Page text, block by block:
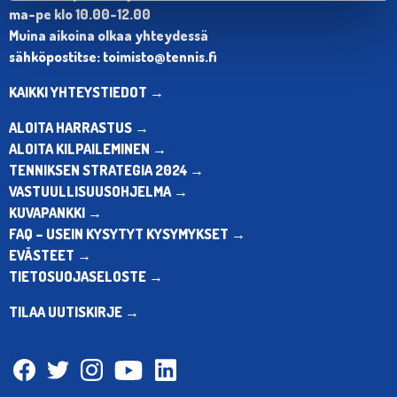
ma-pe klo 10.00-12.00
Muina aikoina olkaa yhteydessä
sähköpostitse: toimisto@tennis.fi
KAIKKI YHTEYSTIEDOT →
ALOITA HARRASTUS →
ALOITA KILPAILEMINEN →
TENNIKSEN STRATEGIA 2024 →
VASTUULLISUUSOHJELMA →
KUVAPANKKI →
FAQ – USEIN KYSYTYT KYSYMYKSET →
EVÄSTEET →
TIETOSUOJASELOSTE →
TILAA UUTISKIRJE →